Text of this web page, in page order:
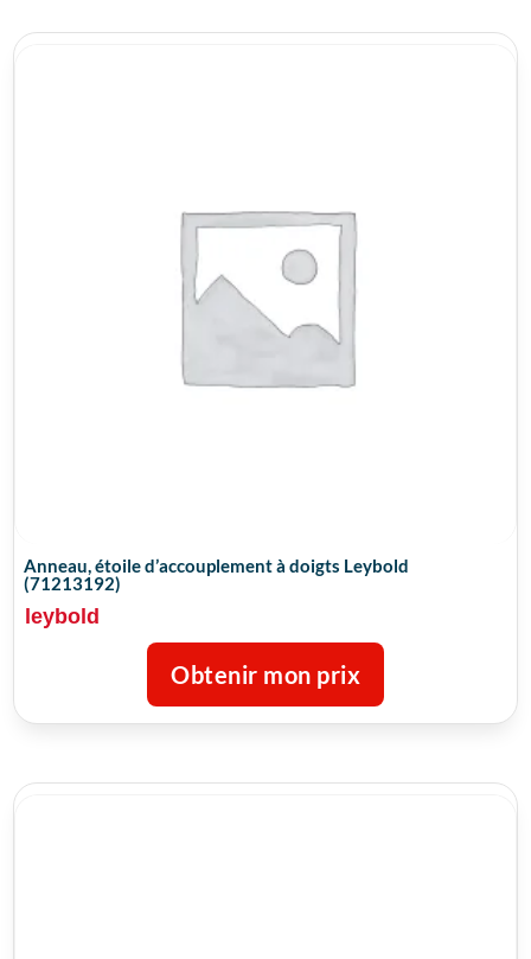
Anneau, étoile d’accouplement à doigts Leybold
(71213192)
leybold
Obtenir mon prix